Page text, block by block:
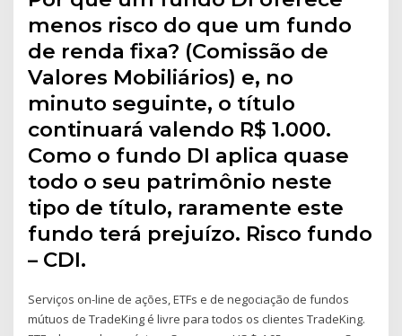
menos risco do que um fundo
de renda fixa? (Comissão de
Valores Mobiliários) e, no
minuto seguinte, o título
continuará valendo R$ 1.000.
Como o fundo DI aplica quase
todo o seu patrimônio neste
tipo de título, raramente este
fundo terá prejuízo. Risco fundo
– CDI.
Serviços on-line de ações, ETFs e de negociação de fundos
mútuos de TradeKing é livre para todos os clientes TradeKing.